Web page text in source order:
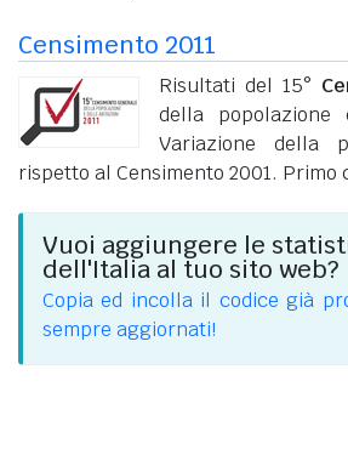
Censimento 2011
Risultati del 15°
della popolazione
Variazione della
rispetto al Censimento 2001. Primo
Vuoi aggiungere le
dell'Italia al tuo sito web?
Copia ed incolla il codice già
sempre aggiornati!